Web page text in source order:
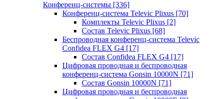
Конференц-системы [336]
Конференц-система Televic Plixus [70]
Комплекты Televic Plixus [2]
Состав Televic Plixus [68]
Беспроводная конференц-система Televic
Confidea FLEX G4 [17]
Состав Confidea FLEX G4 [17]
Цифровая проводная и беспроводная
конференц-система Gonsin 10000N [71]
Состав Gonsin 10000N [71]
Цифровая проводная и беспроводная